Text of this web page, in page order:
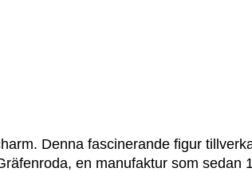
Denna fascinerande figur
en manufaktur som sedan